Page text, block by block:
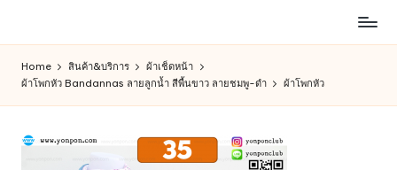
content
สินค้า
คน
Home สินค้า&บริการ
ผ้าเช็ดหน้า
ผ้าโพกหัว Bandannas ลายลูกน้ำ สีพื้นขาว ลายชมพู-ดำ
ผ้าโพกหัว